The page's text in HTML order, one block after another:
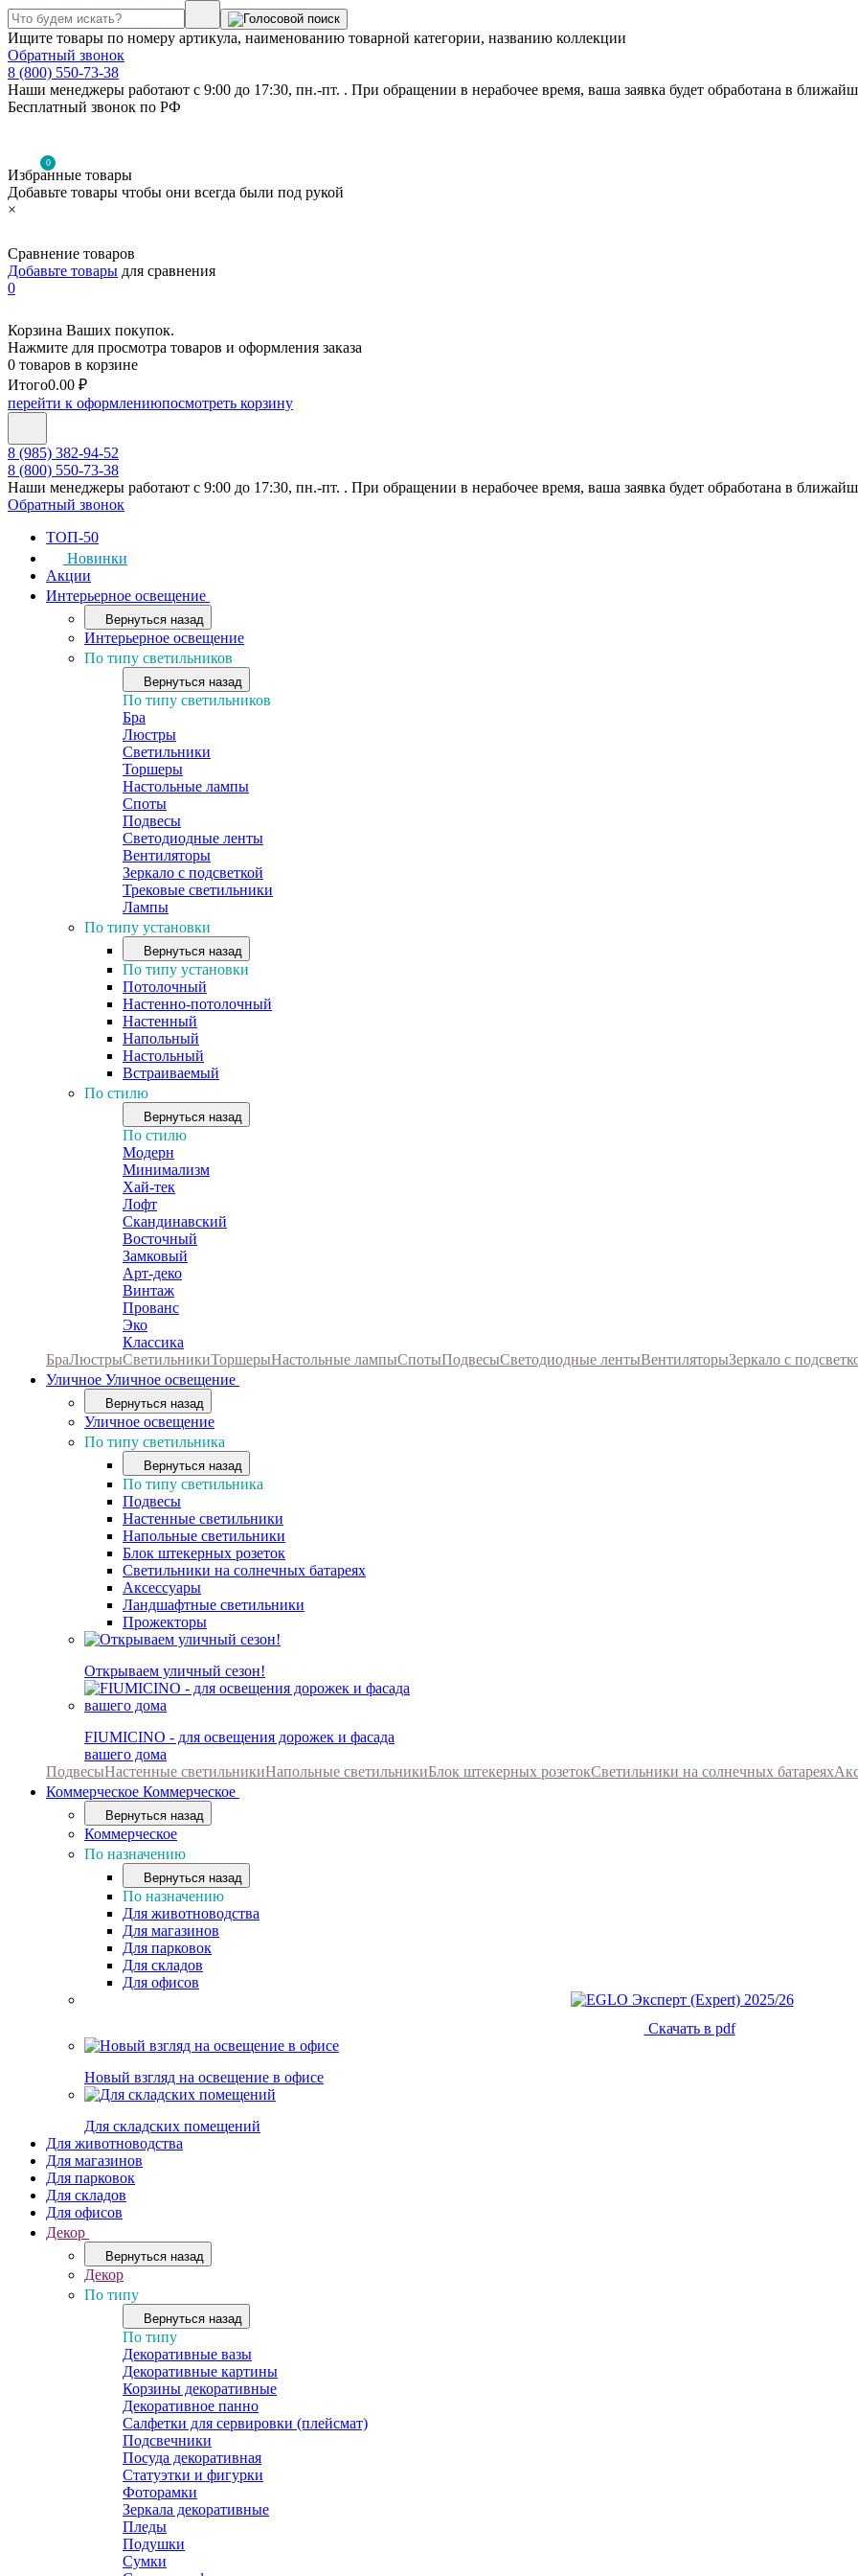
Ищите товары по номеру артикула, наименованию товарной категории, названию коллекции
Обратный звонок
8 (800) 550-73-38
Наши менеджеры работают с 9:00 до 17:30, пн.-пт. . При обращении в нерабочее время, ваша заявка будет обработана в
Бесплатный звонок по РФ
0
Избранные товары
Добавьте товары чтобы они всегда были под рукой
×
Сравнение товаров
Добавьте товары для сравнения
0
Корзина Ваших покупок.
Нажмите для просмотра товаров и оформления заказа
0 товаров в корзине
Итого0.00 ₽
перейти к оформлениюпосмотреть корзину
8 (985) 382-94-52
8 (800) 550-73-38
Наши менеджеры работают с 9:00 до 17:30, пн.-пт. . При обращении в нерабочее время, ваша заявка будет обработана в
Обратный звонок
ТОП-50
Новинки
Акции
Интерьерное освещение
Вернуться назад
Интерьерное освещение
По типу светильников
Вернуться назад
По типу светильников
Бра
Люстры
Светильники
Торшеры
Настольные лампы
Споты
Подвесы
Светодиодные ленты
Вентиляторы
Зеркало с подсветкой
Трековые светильники
Лампы
По типу установки
Вернуться назад
По типу установки
Потолочный
Настенно-потолочный
Настенный
Напольный
Настольный
Встраиваемый
По стилю
Вернуться назад
По стилю
Модерн
Минимализм
Хай-тек
Лофт
Скандинавский
Восточный
Замковый
Арт-деко
Винтаж
Прованс
Эко
Классика
БраЛюстрыСветильникиТоршерыНастольные лампыСпотыПодвесыСветодиодные лентыВентиляторыЗеркало с
Уличное Уличное освещение
Вернуться назад
Уличное освещение
По типу светильника
Вернуться назад
По типу светильника
Подвесы
Настенные светильники
Напольные светильники
Блок штекерных розеток
Светильники на солнечных батареях
Аксессуары
Ландшафтные светильники
Прожекторы
Открываем уличный сезон!
FIUMICINO - для освещения дорожек и фасада
вашего дома
ПодвесыНастенные светильникиНапольные светильникиБлок штекерных розетокСветильники на солнечных батареях
Коммерческое Коммерческое
Вернуться назад
Коммерческое
По назначению
Вернуться назад
По назначению
Для животноводства
Для магазинов
Для парковок
Для складов
Для офисов
Скачать в pdf
Новый взгляд на освещение в офисе
Для складских помещений
Для животноводства
Для магазинов
Для парковок
Для складов
Для офисов
Декор
Вернуться назад
Декор
По типу
Вернуться назад
По типу
Декоративные вазы
Декоративные картины
Корзины декоративные
Декоративное панно
Салфетки для сервировки (плейсмат)
Подсвечники
Посуда декоративная
Статуэтки и фигурки
Фоторамки
Зеркала декоративные
Пледы
Подушки
Сумки